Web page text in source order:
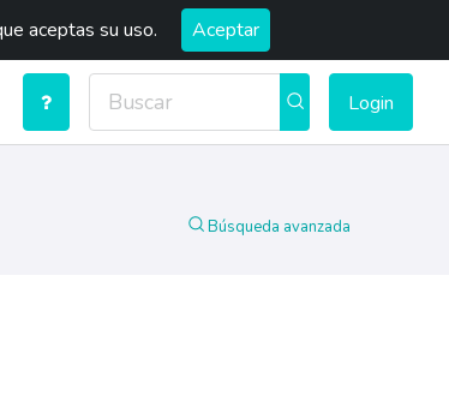
aceptas su uso. Aceptar
Login
Búsqueda avanzada